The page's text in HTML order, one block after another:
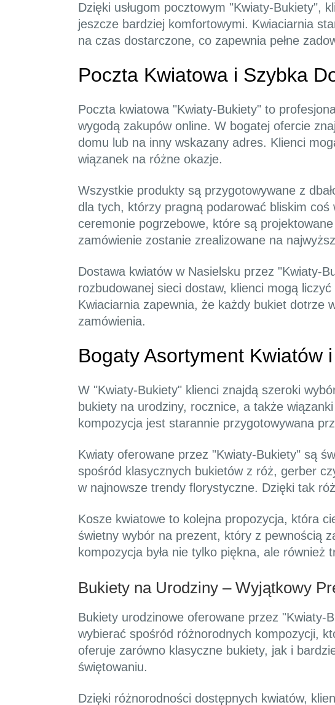
Dzięki usługom pocztowym "Kwiaty-Bukiety",
jeszcze bardziej komfortowymi. Kwiaciarnia
na czas dostarczone, co zapewnia pełne
Poczta Kwiatowa i Szybka
Poczta kwiatowa "Kwiaty-Bukiety" to
wygodą zakupów online. W bogatej ofercie
domu lub na inny wskazany adres. Klienci
wiązanek na różne okazje.
Wszystkie produkty są przygotowywane z
dla tych, którzy pragną podarować bliskim
ceremonie pogrzebowe, które są
zamówienie zostanie zrealizowane na
Dostawa kwiatów w Nasielsku przez "Kwiaty-
rozbudowanej sieci dostaw, klienci mogą
Kwiaciarnia zapewnia, że każdy bukiet dotrze
zamówienia.
Bogaty Asortyment Kwiatów
W "Kwiaty-Bukiety" klienci znajdą szeroki
bukiety na urodziny, rocznice, a także
kompozycja jest starannie przygotowywana
Kwiaty oferowane przez "Kwiaty-Bukiety" są
spośród klasycznych bukietów z róż, gerber
w najnowsze trendy florystyczne. Dzięki tak
Kosze kwiatowe to kolejna propozycja, która
świetny wybór na prezent, który z pewnością
kompozycja była nie tylko piękna, ale również
Bukiety na Urodziny – Wyjątkowy
Bukiety urodzinowe oferowane przez "Kwiaty-
wybierać spośród różnorodnych kompozycji,
oferuje zarówno klasyczne bukiety, jak i
świętowaniu.
Dzięki różnorodności dostępnych kwiatów,